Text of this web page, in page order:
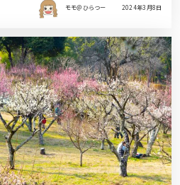
モモ＠ひらつー 2024年3月8日